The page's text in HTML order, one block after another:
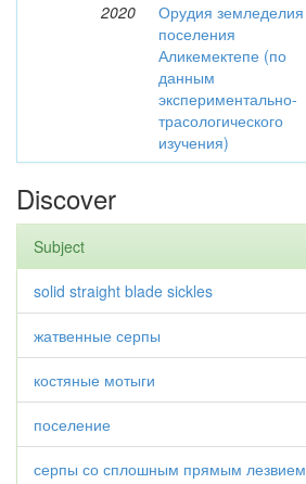
2020
Орудия земледелия
поселения
Аликемектепе (по
данным
экспериментально-
трасологического
изучения)
Discover
Subject
solid straight blade sickles
жатвенные серпы
костяные мотыги
поселение
серпы со сплошным прямым лезвием